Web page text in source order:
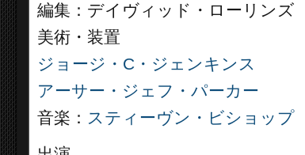
編集：デイヴィッド・ローリンズ
美術・装置
ジョージ・C・ジェンキンス
アーサー・ジェフ・パーカー
音楽： スティーヴン・ビショップ